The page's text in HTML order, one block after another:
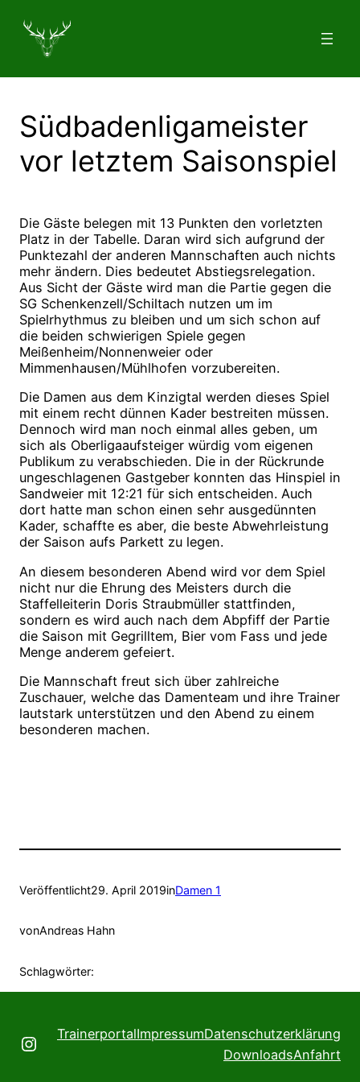
Inhalt
springen
Südbadenligameister
vor letztem Saisonspiel
Die Gäste belegen mit 13 Punkten den vorletzten
Platz in der Tabelle. Daran wird sich aufgrund der
Punktezahl der anderen Mannschaften auch nichts
mehr ändern. Dies bedeutet Abstiegsrelegation.
Aus Sicht der Gäste wird man die Partie gegen die
SG Schenkenzell/Schiltach nutzen um im
Spielrhythmus zu bleiben und um sich schon auf
die beiden schwierigen Spiele gegen
Meißenheim/Nonnenweier oder
Mimmenhausen/Mühlhofen vorzubereiten.
Die Damen aus dem Kinzigtal werden dieses Spiel
mit einem recht dünnen Kader bestreiten müssen.
Dennoch wird man noch einmal alles geben, um
sich als Oberligaaufsteiger würdig vom eigenen
Publikum zu verabschieden. Die in der Rückrunde
ungeschlagenen Gastgeber konnten das Hinspiel in
Sandweier mit 12:21 für sich entscheiden. Auch
dort hatte man schon einen sehr ausgedünnten
Kader, schaffte es aber, die beste Abwehrleistung
der Saison aufs Parkett zu legen.
An diesem besonderen Abend wird vor dem Spiel
nicht nur die Ehrung des Meisters durch die
Staffelleiterin Doris Straubmüller stattfinden,
sondern es wird auch nach dem Abpfiff der Partie
die Saison mit Gegrilltem, Bier vom Fass und jede
Menge anderem gefeiert.
Die Mannschaft freut sich über zahlreiche
Zuschauer, welche das Damenteam und ihre Trainer
lautstark unterstützen und den Abend zu einem
besonderen machen.
Veröffentlicht29. April 2019inDamen 1
vonAndreas Hahn
Schlagwörter:
Instagram
TrainerportalImpressumDatenschutzerklärung
DownloadsAnfahrt